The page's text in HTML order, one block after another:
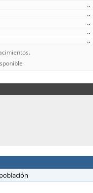
..
..
..
..
..